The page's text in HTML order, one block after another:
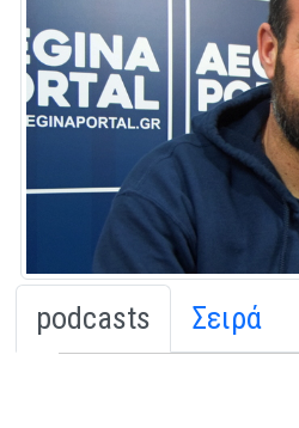
podcasts Σειρά